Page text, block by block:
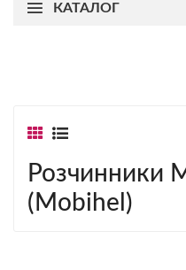
КАТАЛОГ
Розчинники
(Mobihel)